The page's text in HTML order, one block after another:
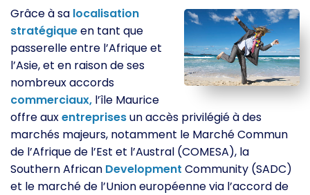
Grâce à sa localisation
stratégiqueen tant que
passerelle entre l’Afrique et
l’Asie, et en raison de ses
nombreux accords
commerciaux, l’île Maurice
offre auxentreprisesun accès privilégié à des
marchés majeurs, notamment le Marché Commun
de l’Afrique de l’Est et l’Austral (COMESA), la
Southern African Development Community (SADC)
et le marché de l’Union européenne via l’accord de